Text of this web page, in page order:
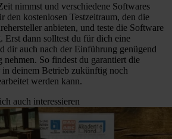
nimmst und verschiedene Softwares
den kostenlosen Testzeitraum, den die
anbieten, und teste die Software
Erst dann solltest du für dich eine
dir auch nach der Einführung genügend
So findest du garantiert die
deinem Betrieb zukünftig noch
werden kann.
auch interessieren